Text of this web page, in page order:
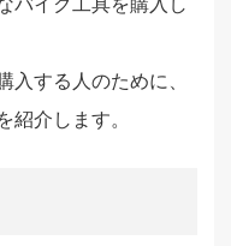
バイク工具を購入し
入する人のために、
紹介します。